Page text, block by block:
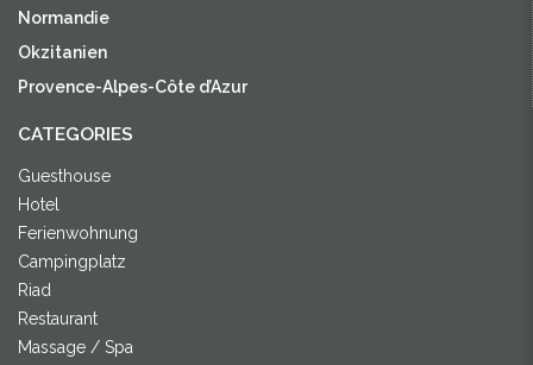
Normandie
Okzitanien
Provence-Alpes-Côte d’Azur
CATEGORIES
Guesthouse
Hotel
Ferienwohnung
Campingplatz
Riad
Restaurant
Massage / Spa